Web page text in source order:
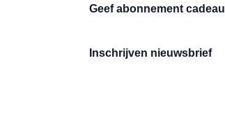
Geef abonnement cadeau
Inschrijven nieuwsbrief